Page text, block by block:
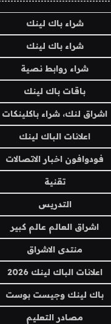
شراء باك لينك
شراء باك لينك
شراء روابط نصية
باقات باك لينك
اشراق لنك، شراء باكلينكات
اعلانات الباك لينك
فودوافون اخبار الاتصالات
تقنية
التدريس
اشراق العالم عالم كبير
منتدى الاشراق
اعلانات الباك لينك 2026
باك لينك وجيست بوست
مصادر التعليم